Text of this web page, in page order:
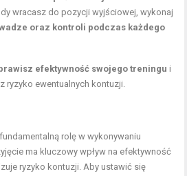
wracasz do pozycji wyjściowej, wykonaj
oraz kontroli podczas każdego
efektywność swojego treningu i
ryzyko ewentualnych kontuzji.
rolę w wykonywaniu
ma kluczowy wpływ na efektywność
ryzyko kontuzji. Aby ustawić się